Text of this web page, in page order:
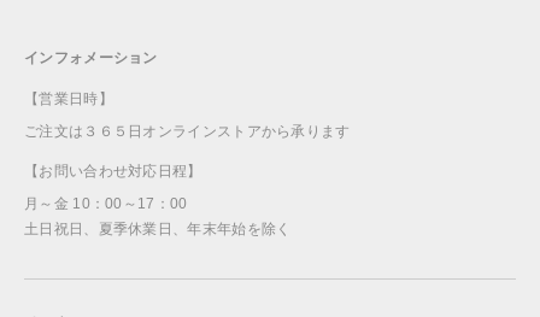
インフォメーション
【営業日時】
ご注文は３６５日オンラインストアから承ります
【お問い合わせ対応日程】
月～金 10：00～17：00
土日祝日、夏季休業日、年末年始を除く